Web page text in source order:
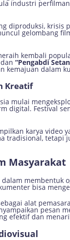
industri
diproduksi,
gelombang
kembali
“Pengabdi
kemajuan dalam
Kreatif
mulai
digital. Festival
karya video
tradisional,
Masyarakat
membentuk
bisa
alat
pesan
efektif dan